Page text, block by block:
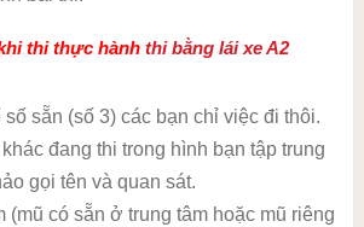
thi thực hành thi bằng lái xe A2
sẵn (số 3) các bạn chỉ việc đi thôi.
đang thi trong hình bạn tập trung
gọi tên và quan sát.
(mũ có sẵn ở trung tâm hoặc mũ riêng